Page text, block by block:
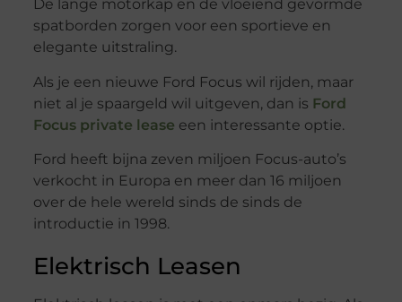
De lange motorkap en de vloeiend gevormde
spatborden zorgen voor een sportieve en
elegante uitstraling.
Als je een nieuwe Ford Focus wil rijden, maar
niet al je spaargeld wil uitgeven, dan is Ford
Focus private lease een interessante optie.
Ford heeft bijna zeven miljoen Focus-auto’s
verkocht in Europa en meer dan 16 miljoen
over de hele wereld sinds de sinds de
introductie in 1998.
Elektrisch Leasen